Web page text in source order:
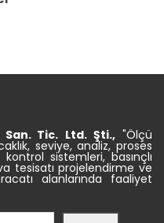
San. Tic. Ltd. Şti., "Ölçü
seviye, analiz, proses
sistemleri, basınçlı
tesisatı projelendirme ve
alanlarında faaliyet